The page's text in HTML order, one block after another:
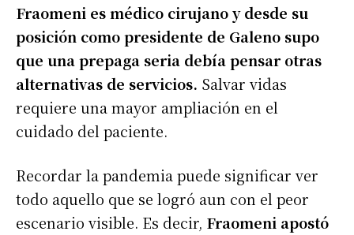
Fraomeni es médico cirujano y desde su
posición como presidente de Galeno supo
que una prepaga seria debía pensar otras
alternativas de servicios. Salvar vidas
requiere una mayor ampliación en el
cuidado del paciente.
Recordar la pandemia puede significar ver
todo aquello que se logró aun con el peor
escenario visible. Es decir, Fraomeni apostó